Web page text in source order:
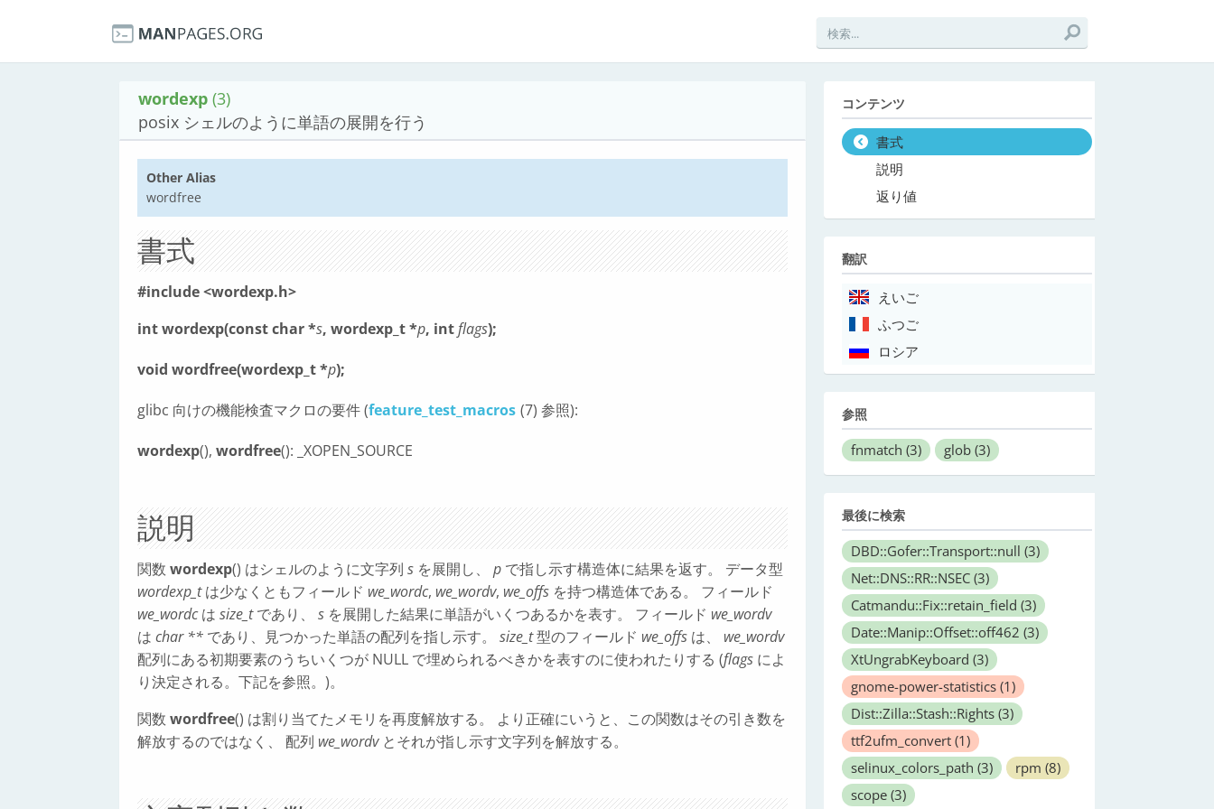
wordexp (3)
posix シェルのように単語の展開を行う
Other Alias
wordfree
書式
#include <wordexp.h>
int wordexp(const char *s, wordexp_t *p, intflags);
void wordfree(wordexp_t *p);
glibc 向けの機能検査マクロの要件 (feature_test_macros (7) 参照):
wordexp(), wordfree(): _XOPEN_SOURCE
説明
関数 wordexp() はシェルのように文字列 s を展開し、 p で指し示す構造体に結果を返す。 データ型
wordexp_tは少なくともフィールド we_wordc, we_wordv, we_offs を持つ構造体である。 フィールド
we_wordcは size_tであり、 s を展開した結果に単語がいくつあるかを表す。 フィールド we_wordv
は char ** であり、見つかった単語の配列を指し示す。 size_t型のフィールド we_offs は、 we_wordv
配列にある初期要素のうちいくつが NULL で埋められるべきかを表すのに使われたりする (flags によ
り決定される。下記を参照。)。
関数 wordfree() は割り当てたメモリを再度解放する。 より正確にいうと、この関数はその引き数を
解放するのではなく、 配列 we_wordvとそれが指し示す文字列を解放する。
コンテンツ
書式
説明
返り値
翻訳
えいご
ふつご
ロシア
参照
fnmatch (3) glob (3)
最後に検索
DBD::Gofer::Transport::null (3)
Net::DNS::RR::NSEC (3)
Catmandu::Fix::retain_field (3)
Date::Manip::Offset::off462 (3)
XtUngrabKeyboard (3)
gnome-power-statistics (1)
Dist::Zilla::Stash::Rights (3)
ttf2ufm_convert (1)
selinux_colors_path (3) rpm (8)
scope (3)